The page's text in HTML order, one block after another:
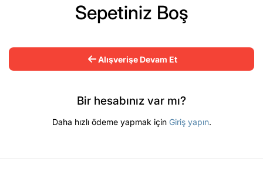
Sepetiniz Boş
Alışverişe Devam Et
Bir hesabınız var mı?
Daha hızlı ödeme yapmak için Giriş yapın.